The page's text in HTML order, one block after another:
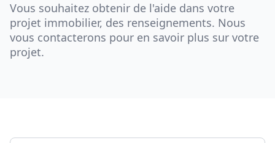
Vous souhaitez obtenir de l'aide dans votre
projet immobilier, des renseignements. Nous
vous contacterons pour en savoir plus sur votre
projet.